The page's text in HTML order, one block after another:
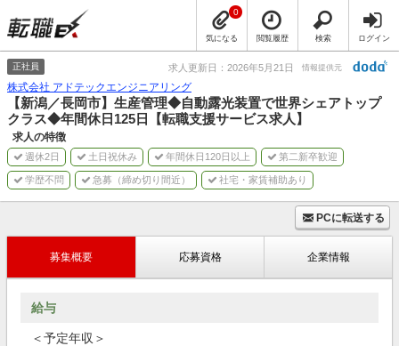
気になる
0
閲覧履歴 検索 ログイン
正社員 求人更新日：2026年5月21日 情報提供元
株式会社 アドテックエンジニアリング
【新潟／長岡市】生産管理◆自動露光装置で世界シェアトップ
クラス◆年間休日125日【転職支援サービス求人】
求人の特徴
週休2日 土日祝休み 年間休日120日以上 第二新卒歓迎
学歴不問 急募（締め切り間近） 社宅・家賃補助あり
PCに転送する
募集概要 応募資格 企業情報
給与
＜予定年収＞